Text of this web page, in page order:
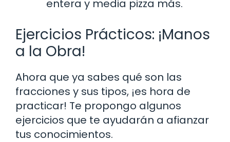
entera y media pizza más.
Ejercicios Prácticos: ¡Manos
a la Obra!
Ahora que ya sabes qué son las
fracciones y sus tipos, ¡es hora de
practicar! Te propongo algunos
ejercicios que te ayudarán a afianzar
tus conocimientos.